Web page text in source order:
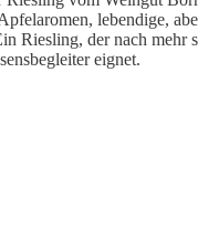
lebendige,
Riesling, der nach mehr
eignet.